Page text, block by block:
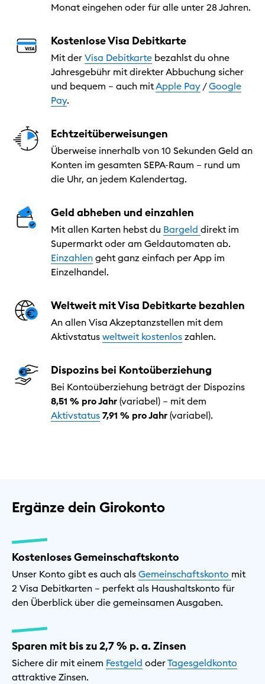
Monat eingehen oder für alle unter 28 Jahren.
Kostenlose Visa Debitkarte
Mit der Visa Debitkarte bezahlst du ohne
Jahresgebühr mit direkter Abbuchung sicher
und bequem – auch mitApple Pay /Google
Pay.
Echtzeitüberweisungen
Überweise innerhalb von 10 Sekunden Geld an
Konten im gesamten SEPA-Raum – rund um
die Uhr, an jedem Kalendertag.
Geld abheben und einzahlen
Mit allen Karten hebst du Bargeld direkt im
Supermarkt oder am Geldautomaten ab.
Einzahlen geht ganz einfach per App im
Einzelhandel.
Weltweit mit Visa Debitkarte bezahlen
An allen Visa Akzeptanzstellen mit dem
Aktivstatus weltweit kostenlos zahlen.
Dispozins bei Kontoüberziehung
Bei Kontoüberziehung beträgt der Dispozins
8,51 % pro Jahr (variabel) – mit dem
Aktivstatus 7,91 % pro Jahr (variabel).
Ergänze dein Girokonto
Kostenloses Gemeinschaftskonto
Unser Konto gibt es auch als Gemeinschaftskonto mit
2 Visa Debitkarten – perfekt als Haushaltskonto für
den Überblick über die gemeinsamen Ausgaben.
Sparen mit bis zu 2,7 % p. a. Zinsen
Sichere dir mit einem Festgeld oderTagesgeldkonto
attraktive Zinsen.